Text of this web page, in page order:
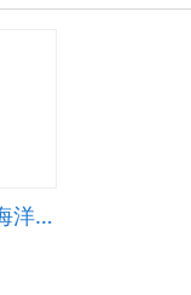
東成國小在地學習教案-海洋教育